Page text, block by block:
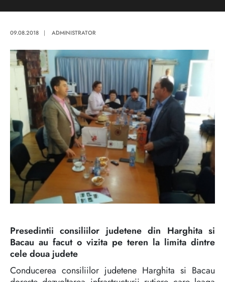
09.08.2018 | ADMINISTRATOR
Presedintii consiliilor judetene din Harghita si
Bacau au facut o vizita pe teren la limita dintre
cele doua judete
Conducerea consiliilor judetene Harghita si Bacau